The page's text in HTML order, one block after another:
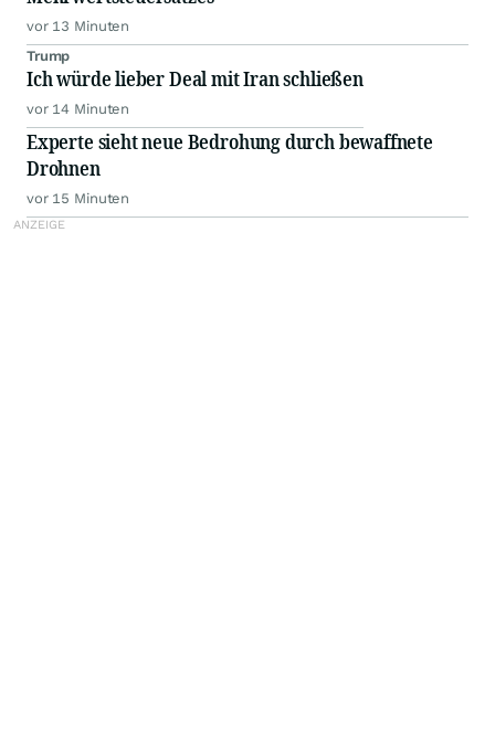
vor 13 Minuten
Trump
Ich würde lieber Deal mit Iran schließen
vor 14 Minuten
Experte sieht neue Bedrohung durch bewaffnete
Drohnen
vor 15 Minuten